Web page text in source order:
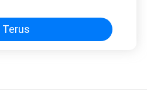
Terus